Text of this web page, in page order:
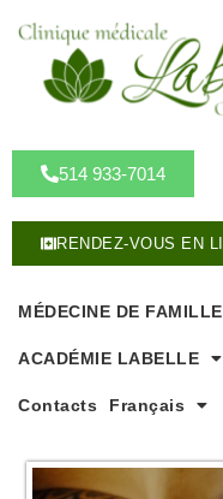
514 933-7014
RENDEZ-VOUS EN
MÉDECINE DE FAMILLE
ACADÉMIE LABELLE
Contacts Français